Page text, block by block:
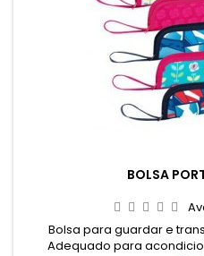
BOLSA
Bolsa para guardar e
Adequado para